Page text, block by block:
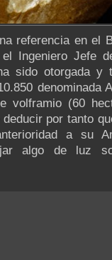
referencia en el
Ingeniero Jefe
sido otorgada y
denominada
volframio (60
deducir por tanto
a su
algo de luz